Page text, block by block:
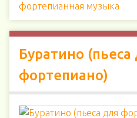
фортепианная музыка
Буратино (пьеса
фортепиано)